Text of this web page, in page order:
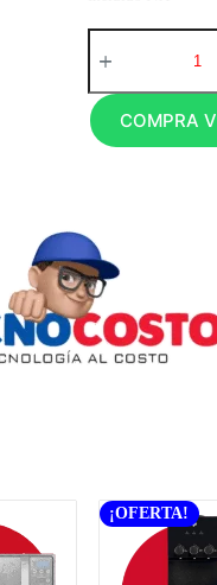
COMPRA
¡OFERTA!